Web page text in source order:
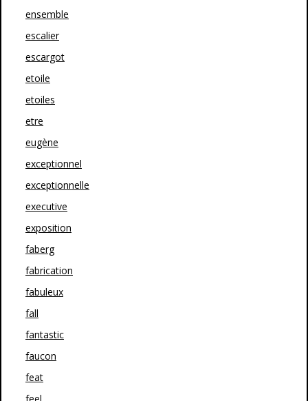
ensemble
escalier
escargot
etoile
etoiles
etre
eugène
exceptionnel
exceptionnelle
executive
exposition
faberg
fabrication
fabuleux
fall
fantastic
faucon
feat